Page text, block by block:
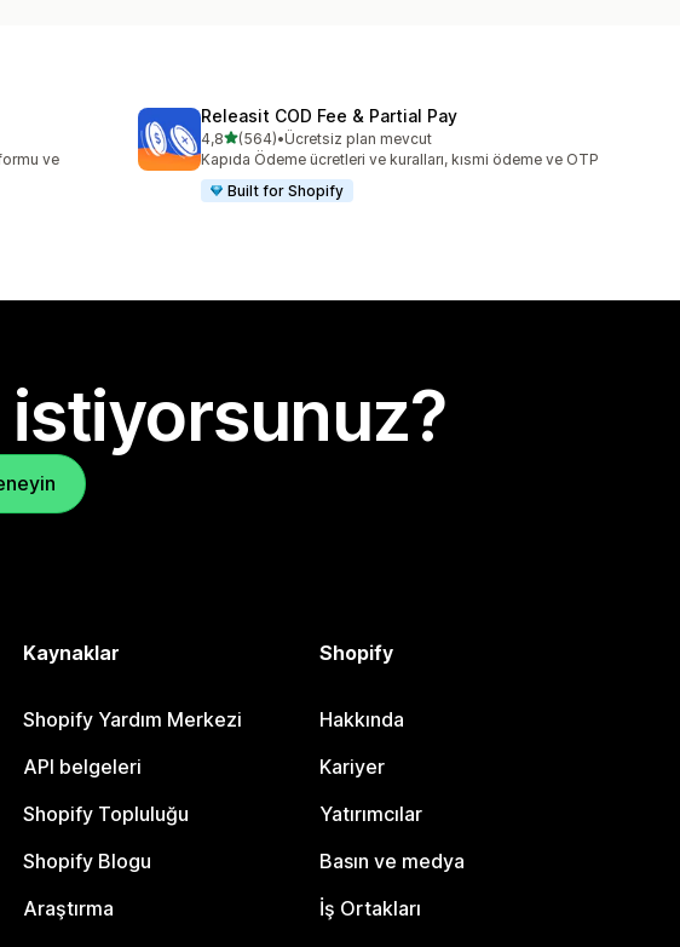
ve
Releasit COD Fee & Partial Pay
4,85 yıldız üzerinden
(564)
toplam 564 değerlendirme
•Ücretsiz plan mevcut
Kapıda Ödeme ücretleri ve kuralları, kısmi ödeme ve OTP
Built for Shopify
Kaynaklar
Shopify Yardım Merkezi
API belgeleri
Shopify Topluluğu
Shopify Blogu
Araştırma
Shopify
Hakkında
Kariyer
Yatırımcılar
Basın ve medya
İş Ortakları